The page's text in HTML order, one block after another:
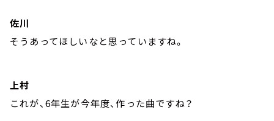
佐川
そうあってほしいなと思っていますね。
上村
これが、6年生が今年度、作った曲ですね？